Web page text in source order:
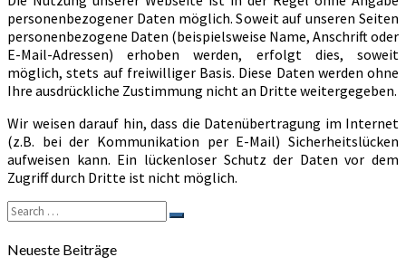
personenbezogener Daten möglich. Soweit auf unseren Seiten
personenbezogene Daten (beispielsweise Name, Anschrift oder
E-Mail-Adressen) erhoben werden, erfolgt dies, soweit
möglich, stets auf freiwilliger Basis. Diese Daten werden ohne
Ihre ausdrückliche Zustimmung nicht an Dritte weitergegeben.
Wir weisen darauf hin, dass die Datenübertragung im Internet
(z.B. bei der Kommunikation per E-Mail) Sicherheitslücken
aufweisen kann. Ein lückenloser Schutz der Daten vor dem
Zugriff durch Dritte ist nicht möglich.
Search
for:
Search
Neueste Beiträge